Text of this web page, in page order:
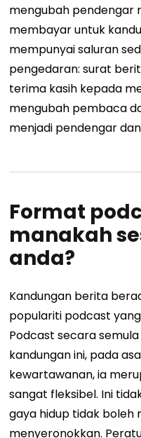
mengubah pendengar
membayar untuk
mempunyai saluran
pengedaran: surat
terima kasih kepada
mengubah pembaca
menjadi pendengar
Format
manakah
anda?
Kandungan berita
populariti podcast
Podcast secara
kandungan ini, pada
kewartawanan, ia
sangat fleksibel. Ini
gaya hidup tidak boleh
menyeronokkan.